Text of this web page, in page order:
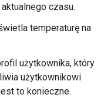
czasu.
temperaturę na
użytkownika, który
użytkownikowi
to konieczne.